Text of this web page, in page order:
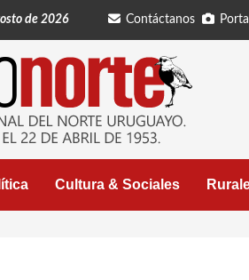
de 2026 Contáctanos
Cultura & Sociales